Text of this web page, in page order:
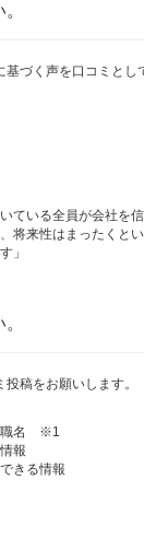
づく声を口コミとし
ている全員が会社を信
将来性はまったくと
」
稿をお願いします。
職名 ※1
報
きる情報